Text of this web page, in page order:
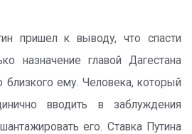
пришел к выводу, что спасти
назначение главой Дагестана
близкого ему. Человека, который
вводить в заблуждения
его. Ставка Путина